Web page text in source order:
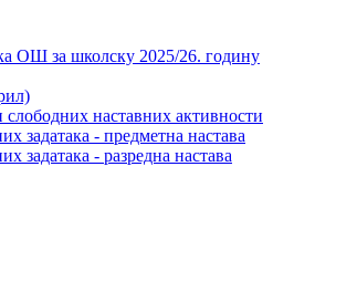
ОШ за школску 2025/26. годину
слободних наставних активности
задатака - предметна настава
задатака - разредна настава